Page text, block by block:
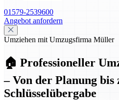
01579-2539600
Angebot anfordern
Umziehen mit Umzugsfirma Müller
🏠 Professioneller
– Von der Planung bis
Schlüsselübergabe